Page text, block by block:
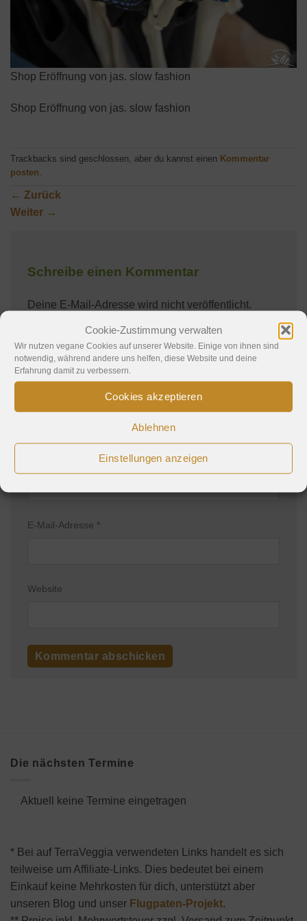
Cookie-Zustimmung verwalten
Wir nutzen vegane Cookies auf unserer Website. Einige von ihnen sind
notwendig, während andere uns helfen, diese Website und deine
Erfahrung damit zu verbessern.
Cookies akzeptieren
Ablehnen
Einstellungen anzeigen
Shop Eröffnung von jas. slow fashion
Shop Eröffnung von jas. slow fashion
Trackbacks sind geschlossen, aber du kannst einen Kommentar
posten
← Zurück
Weiter →
Schreibe einen Kommentar
Deine E-Mail-Adresse wird nicht veröffentlicht.
Kommentar*
E-Mail-Adresse *
Website
Die nächsten Termine
Aktuell keine Termine eingetragen
* Bei auf TerraVeggia verwendeten Links handelt es sich
teilweise um Affiliate-Links. Dies bedeutet bei einem
Einkauf keine Mehrkosten für dich, unterstützt aber
unseren Blog und unser Flugpaten-Projekt.